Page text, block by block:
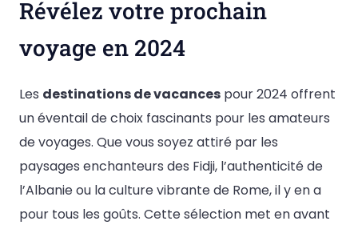
Révélez votre prochain
voyage en 2024
Les destinations de vacances pour 2024 offrent
un éventail de choix fascinants pour les amateurs
de voyages. Que vous soyez attiré par les
paysages enchanteurs des Fidji, l’authenticité de
l’Albanie ou la culture vibrante de Rome, il y en a
pour tous les goûts. Cette sélection met en avant